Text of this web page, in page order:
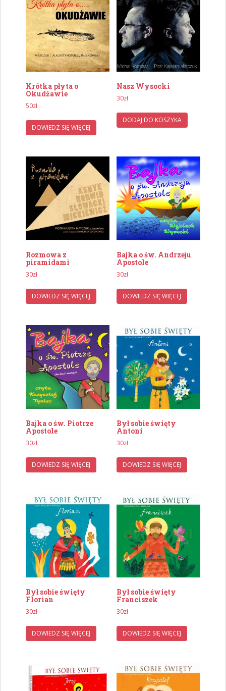
Krótka płyta o
Okudżawie
50zł
DOWIEDZ SIĘ WIĘCEJ
Nasz Wysocki
30zł
DODAJ DO KOSZYKA
Rozmowa z
piramidami
30zł
DOWIEDZ SIĘ WIĘCEJ
Bajka o św. Andrzeju
Apostole
30zł
DOWIEDZ SIĘ WIĘCEJ
Bajka o św. Piotrze
Apostole
30zł
DOWIEDZ SIĘ WIĘCEJ
Był sobie święty
Antoni
30zł
DOWIEDZ SIĘ WIĘCEJ
Był sobie święty
Florian
30zł
DOWIEDZ SIĘ WIĘCEJ
Był sobie święty
Franciszek
30zł
DOWIEDZ SIĘ WIĘCEJ